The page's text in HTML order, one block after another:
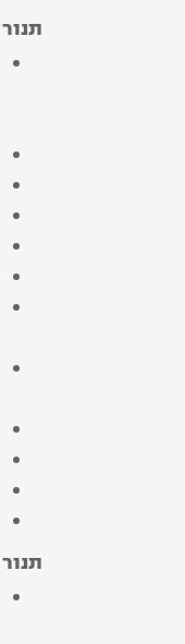
תנור‭ ‬חשמלי
תנור‭ ‬חשמלי‭ ‬צד